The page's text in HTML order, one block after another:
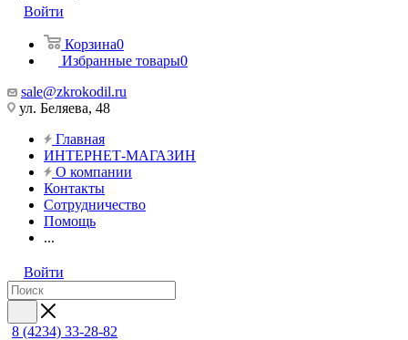
Войти
Корзина0
Избранные товары0
sale@zkrokodil.ru
ул. Беляева, 48
Главная
ИНТЕРНЕТ-МАГАЗИН
О компании
Контакты
Сотрудничество
Помощь
...
Войти
8 (4234) 33-28-82